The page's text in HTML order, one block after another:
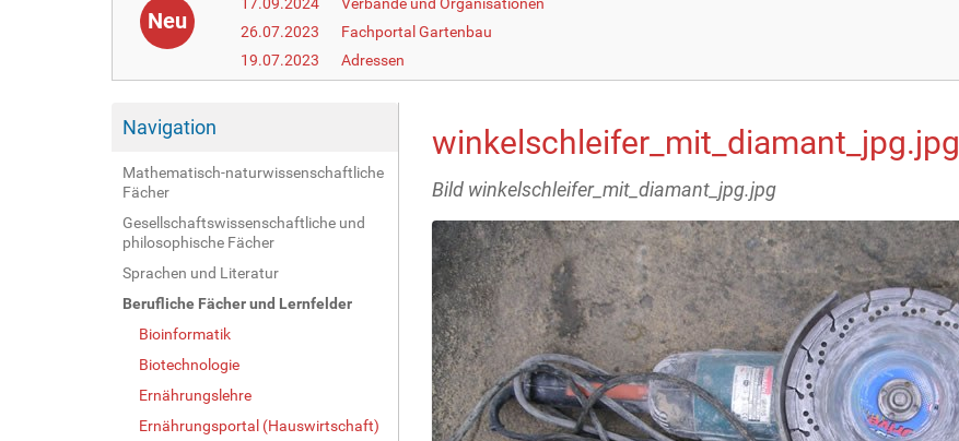
Neu
26.07.2023
Fachportal Gartenbau
19.07.2023
Adressen
Navigation
Mathematisch-naturwissenschaftliche
Fächer
Gesellschaftswissenschaftliche und
philosophische Fächer
Sprachen und Literatur
Berufliche Fächer und Lernfelder
Bioinformatik
Biotechnologie
Ernährungslehre
Ernährungsportal (Hauswirtschaft)
winkelschleifer_mit_diamant_jpg.jpg
Bild winkelschleifer_mit_diamant_jpg.jpg